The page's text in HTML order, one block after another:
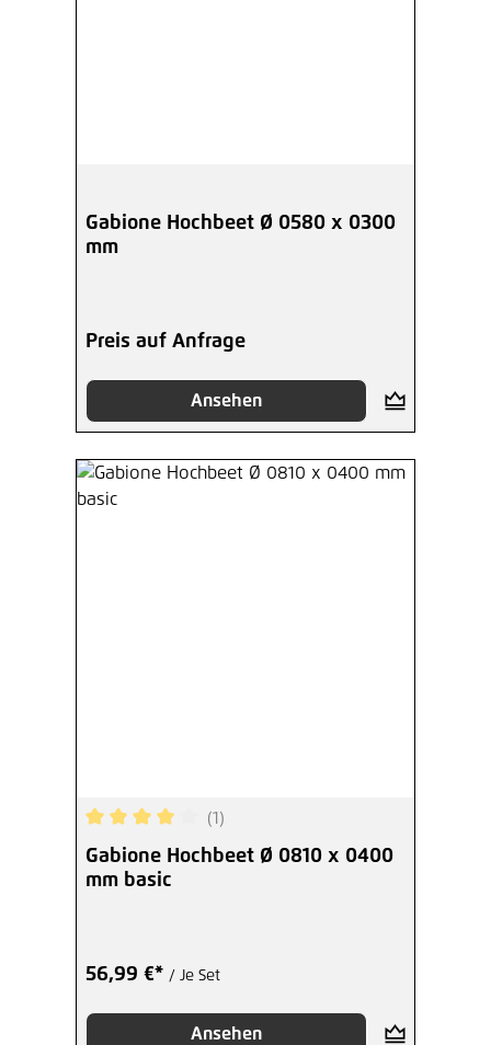
Gabione Hochbeet Ø 0580 x 0300
mm
Preis auf Anfrage
Ansehen
Durchschnittliche Bewertung von 4 von 5
(1)
Gabione Hochbeet Ø 0810 x 0400
mm basic
56,99 €* / Je Set
Ansehen